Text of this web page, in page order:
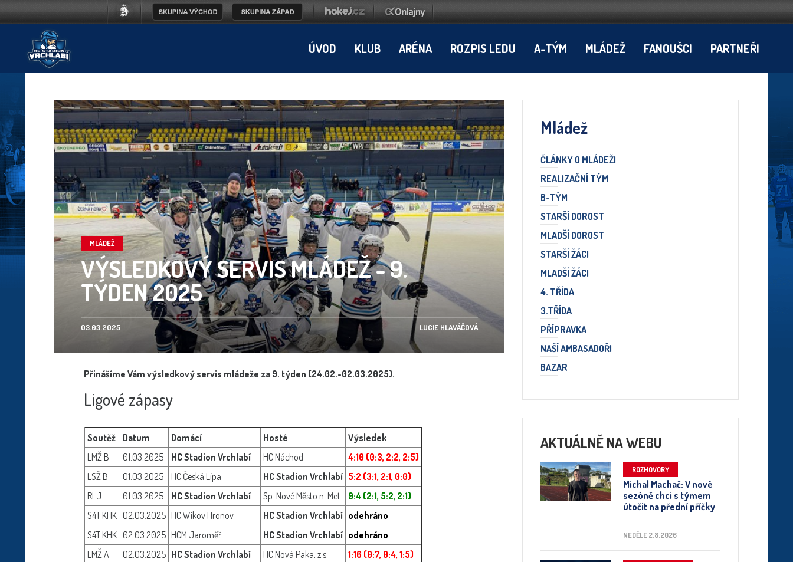
ÚVOD KLUB ARÉNA ROZPIS LEDU A-TÝM MLÁDEŽ FANOUŠCI PARTNEŘI
MLÁDEŽ
VÝSLEDKOVÝ SERVIS MLÁDEŽ - 9.
TÝDEN 2025
03.03.2025 LUCIE HLAVÁČOVÁ
Přinášíme Vám výsledkový servis mládeže za 9. týden (24.02.-02.03.2025).
Ligové zápasy
Soutěž Datum Domácí Hosté
Výsledek
LMŽ B
01.03.2025 HC Stadion Vrchlabí HC Náchod
4:10 (0:3, 2:2, 2:5)
LSŽ B
01.03.2025 HC Česká Lípa HC Stadion Vrchlabí 5:2 (3:1, 2:1, 0:0)
RLJ
01.03.2025 HC Stadion Vrchlabí Sp. Nové Město n. Met. 9:4 (2:1, 5:2, 2:1)
S4T KHK 02.03.2025 HC Wikov Hronov HC Stadion Vrchlabí odehráno
S4T KHK 02.03.2025 HCM Jaroměř HC Stadion Vrchlabí odehráno
LMŽ A
02.03.2025 HC Stadion Vrchlabí HC Nová Paka, z.s.
1:16 (0:7, 0:4, 1:5)
Mládež
ČLÁNKY O MLÁDEŽI
REALIZAČNÍ TÝM
B-TÝM
STARŠÍ DOROST
MLADŠÍ DOROST
STARŠÍ ŽÁCI
MLADŠÍ ŽÁCI
4. TŘÍDA
3.TŘÍDA
PŘÍPRAVKA
NAŠÍ AMBASADOŘI
BAZAR
AKTUÁLNĚ NA WEBU
ROZHOVORY
Michal Machač: V nové
sezóně chci s týmem
útočit na přední příčky
NEDĚLE 2.8.2026